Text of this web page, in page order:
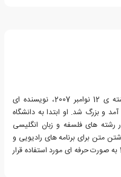
آیرا لوین، زاده ی 27 آگوست 1929 و درگذشته ی 12 نوامبر 2007، نویسنده ای
آمد و بزرگ شد. او ابتدا به دانشگاه
های فلسفه و زبان انگلیسی
متن برای برنامه های رادیویی و
تلویزیونی روی آورد و اولین اثرش در سال 1951 به صورت حرفه ای مورد استفاده قرار